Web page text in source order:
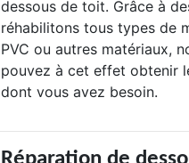
dessous de toit. Grâce à
réhabilitons tous types de
PVC ou autres matériaux,
pouvez à cet effet obtenir
dont vous avez besoin.